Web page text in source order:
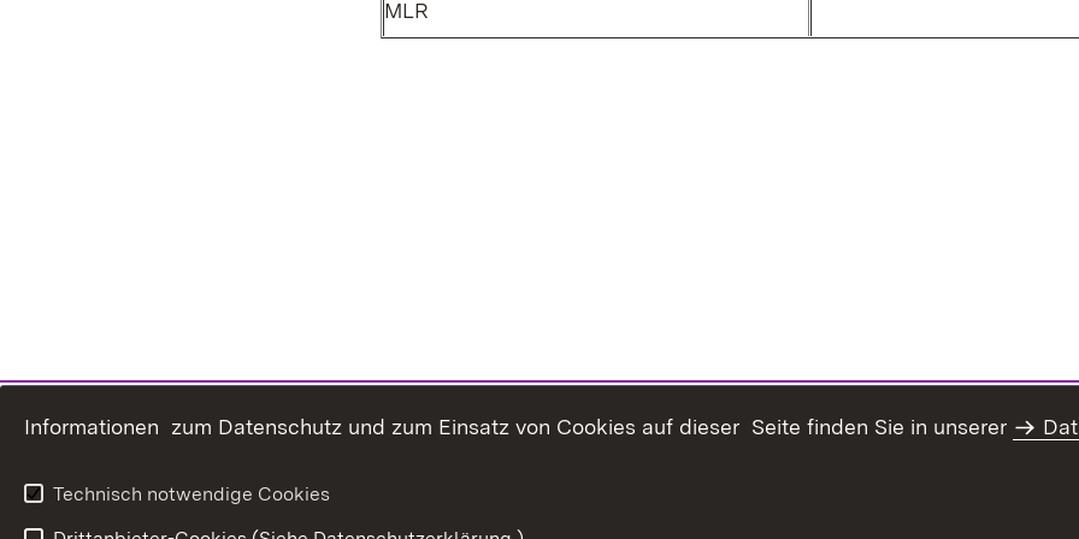
MLR
Informationen zum Datenschutz und zum Einsatz von Cookies auf dieser Seite finden Sie in unserer
Technisch notwendige Cookies